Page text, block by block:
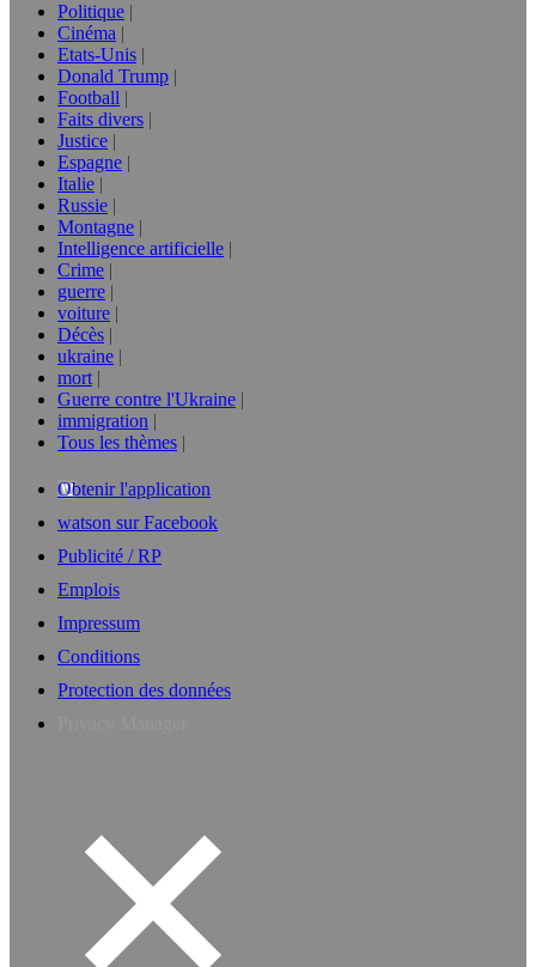
Politique
Cinéma
Etats-Unis
Donald Trump
Football
Faits divers
Justice
Espagne
Italie
Russie
Montagne
Intelligence artificielle
Crime
guerre
voiture
Décès
ukraine
mort
Guerre contre l'Ukraine
immigration
Tous les thèmes
Obtenir l'application
watson sur Facebook
Publicité / RP
Emplois
Impressum
Conditions
Protection des données